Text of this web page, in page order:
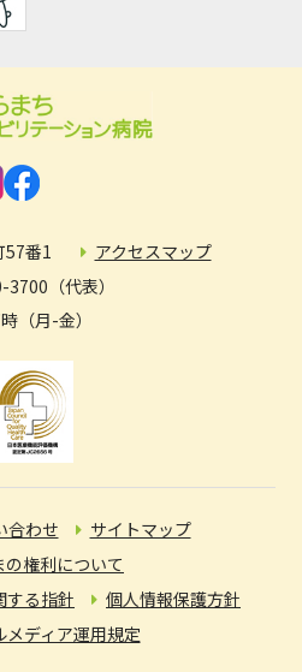
院
猪名川
れあい大島
若葉
田原
院
やかケア(本館･別館)
宅 なごやか熊毛
の森
57番1
アクセスマップ
3700（代表）
（月-金）
合わせ
サイトマップ
の権利について
する指針
個人情報保護方針
メディア運用規定